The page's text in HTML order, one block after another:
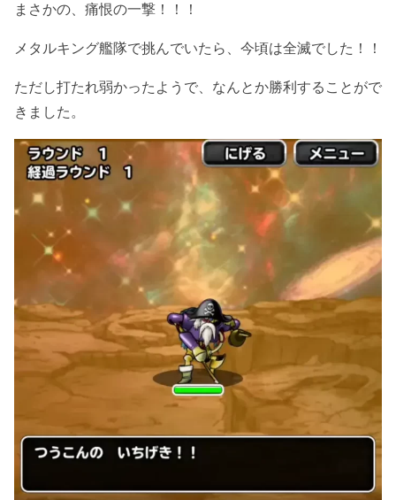
まさかの、痛恨の一撃！！！
メタルキング艦隊で挑んでいたら、今頃は全滅でした！！
ただし打たれ弱かったようで、なんとか勝利することがで
きました。